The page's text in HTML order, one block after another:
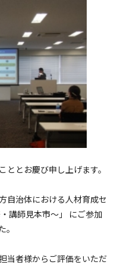
とお慶び申し上げます。
自治体における人材育成セ
講師見本市～」 にご参加
当者様からご評価をいただ